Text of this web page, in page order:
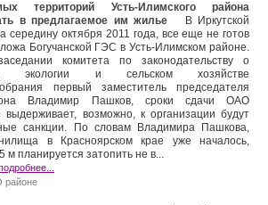
территорий Усть-Илимского района
в предлагаемое им жилье
В Иркутской
середину октября 2011 года, все еще не готов
Богучанской ГЭС в Усть-Илимском районе.
комитета по законодательству о
экологии и сельском хозяйстве
первый заместитель председателя
Владимир Пашков, сроки сдачи ОАО
выдерживает, возможно, к организации будут
санкции. По словам Владимира Пашкова,
в Красноярском крае уже началось,
м планируется затопить не в...
районе